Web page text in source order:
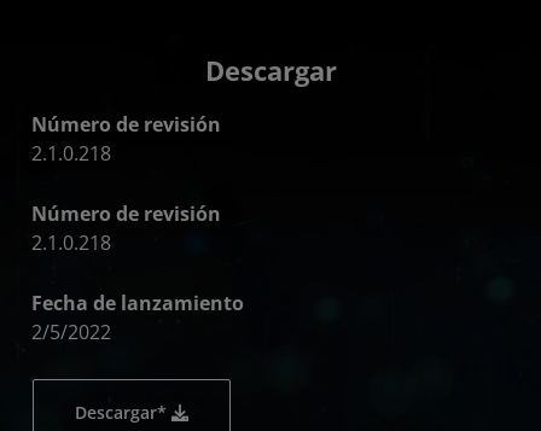
Descargar
Número de revisión
2.1.0.218
Número de revisión
2.1.0.218
Fecha de lanzamiento
2/5/2022
Descargar*